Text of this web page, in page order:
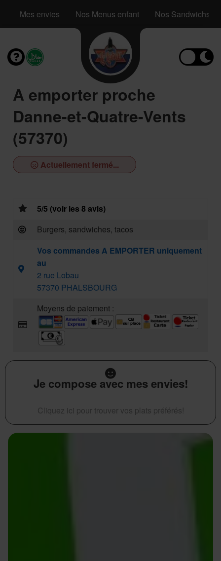
Mes envies Nos Menus enfant Nos Sandwichs
A emporter proche
Danne-et-Quatre-Vents
(57370)
Actuellement fermé...
5/5 (voir les 8 avis)
Burgers, sandwiches, tacos
Vos commandes A EMPORTER uniquement
au
2 rue Lobau
57370 PHALSBOURG
Moyens de paiement :
Je compose avec mes envies!
Cliquez ici pour trouver vos plats préférés!